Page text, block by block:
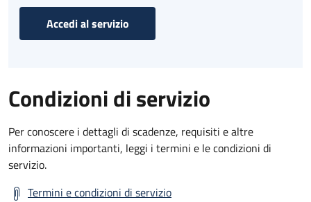
Accedi al servizio
Condizioni di servizio
Per conoscere i dettagli di scadenze, requisiti e altre
informazioni importanti, leggi i termini e le condizioni di
servizio.
Termini e condizioni di servizio